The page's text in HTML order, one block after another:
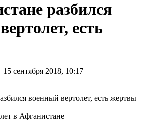
разбился
есть
сентября 2018, 10:17
в Афганистане